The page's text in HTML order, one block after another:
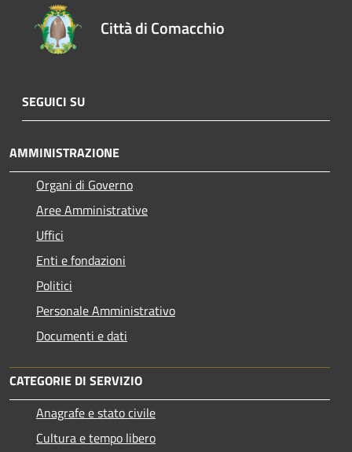
Città di Comacchio
SEGUICI SU
AMMINISTRAZIONE
Organi di Governo
Aree Amministrative
Uffici
Enti e fondazioni
Politici
Personale Amministrativo
Documenti e dati
CATEGORIE DI SERVIZIO
Anagrafe e stato civile
Cultura e tempo libero